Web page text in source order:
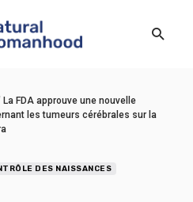
La FDA approuve une nouvelle
les tumeurs cérébrales sur la
DES NAISSANCES